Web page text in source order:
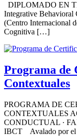
DIPLOMADO EN
Integrative Behavioral
(Centro Internacional
Cognitiva […]
Programa de
Contextuales
PROGRAMA DE
CONTEXTUALES
CONDUCTUAL ·
IBCT Avalado por